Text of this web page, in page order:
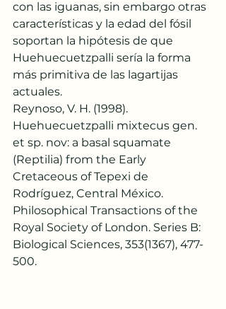
con las iguanas, sin embargo otras
características y la edad del fósil
soportan la hipótesis de que
Huehuecuetzpalli sería la forma
más primitiva de las lagartijas
actuales.
Reynoso, V. H. (1998).
Huehuecuetzpalli mixtecus gen.
et sp. nov: a basal squamate
(Reptilia) from the Early
Cretaceous of Tepexi de
Rodríguez, Central México.
Philosophical Transactions of the
Royal Society of London. Series B:
Biological Sciences, 353(1367), 477-
500.